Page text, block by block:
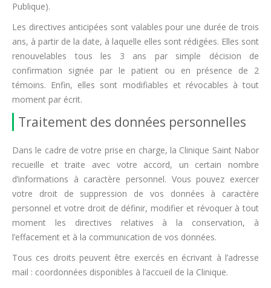
Publique).
Les directives anticipées sont valables pour une durée de trois
ans, à partir de la date, à laquelle elles sont rédigées. Elles sont
renouvelables tous les 3 ans par simple décision de
confirmation signée par le patient ou en présence de 2
témoins. Enfin, elles sont modifiables et révocables à tout
moment par écrit.
Traitement des données personnelles
Dans le cadre de votre prise en charge, la Clinique Saint Nabor
recueille et traite avec votre accord, un certain nombre
d’informations à caractère personnel. Vous pouvez exercer
votre droit de suppression de vos données à caractère
personnel et votre droit de définir, modifier et révoquer à tout
moment les directives relatives à la conservation, à
l’effacement et à la communication de vos données.
Tous ces droits peuvent être exercés en écrivant à l’adresse
mail : coordonnées disponibles à l’accueil de la Clinique.